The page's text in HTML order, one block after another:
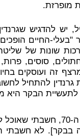
מופרזת.
יש להדגיש
החיים
שונות של
סוסים, פרות,
זה ועוסקים
גרנדין להתחיל
הבקר היא
"כשהתחלתי, בשנות ה-
בבקר]. לא חשבתי